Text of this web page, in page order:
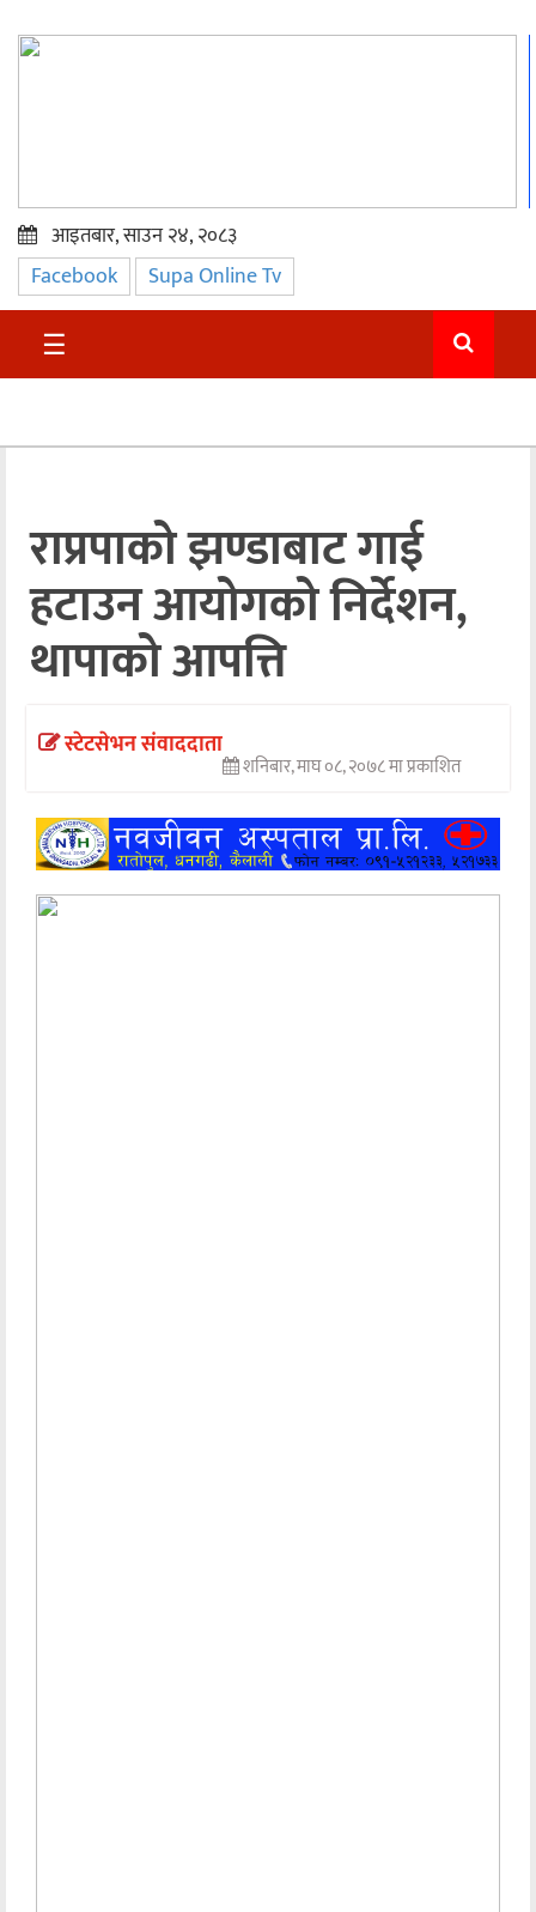
प्रमुख
समाचार
सुदुर
अन्तराष्ट्रिय
अन्तर्वार्ता
अर्थ
खेलकुद
मनोरञ्जन
आइतबार, साउन २४, २०८३
Facebook Supa Online Tv
☰
राप्रपाको झण्डाबाट गाई
हटाउन आयोगको निर्देशन,
थापाको आपत्ति
स्टेटसेभन संवाददाता
शनिबार, माघ ०८, २०७८ मा प्रकाशित